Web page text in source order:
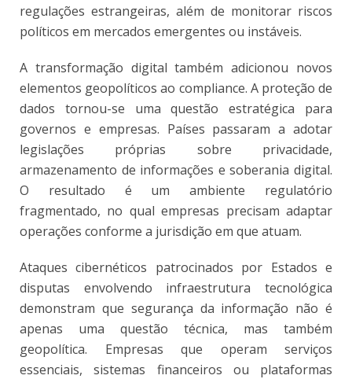
regulações estrangeiras, além de monitorar riscos
políticos em mercados emergentes ou instáveis.
A transformação digital também adicionou novos
elementos geopolíticos ao compliance. A proteção de
dados tornou-se uma questão estratégica para
governos e empresas. Países passaram a adotar
legislações próprias sobre privacidade,
armazenamento de informações e soberania digital.
O resultado é um ambiente regulatório
fragmentado, no qual empresas precisam adaptar
operações conforme a jurisdição em que atuam.
Ataques cibernéticos patrocinados por Estados e
disputas envolvendo infraestrutura tecnológica
demonstram que segurança da informação não é
apenas uma questão técnica, mas também
geopolítica. Empresas que operam serviços
essenciais, sistemas financeiros ou plataformas